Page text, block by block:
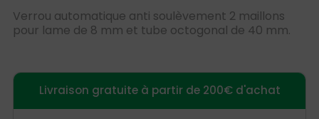
Verrou automatique anti soulèvement 2 maillons
pour lame de 8 mm et tube octogonal de 40 mm.
Livraison gratuite à partir de 200€ d'achat